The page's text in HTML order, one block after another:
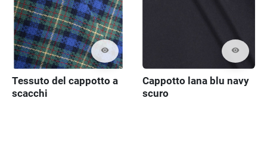
visibility
Tessuto del cappotto a
scacchi
visibility
Cappotto lana blu navy
scuro